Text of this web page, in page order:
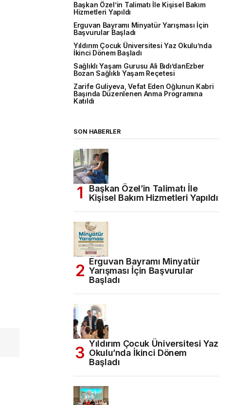
Başkan Özel’in Talimatı İle Kişisel Bakım
Hizmetleri Yapıldı
Erguvan Bayramı Minyatür Yarışması İçin
Başvurular Başladı
Yıldırım Çocuk Üniversitesi Yaz Okulu’nda
İkinci Dönem Başladı
Sağlıklı Yaşam Gurusu Ali Bıdı’danEzber
Bozan Sağlıklı Yaşam Reçetesi
Zarife Guliyeva, Vefat Eden Oğlunun Kabri
Başında Düzenlenen Anma Programına
Katıldı
SON HABERLER
Başkan Özel’in Talimatı İle
Kişisel Bakım Hizmetleri Yapıldı
Erguvan Bayramı Minyatür
Yarışması İçin Başvurular
Başladı
Yıldırım Çocuk Üniversitesi Yaz
Okulu’nda İkinci Dönem
Başladı